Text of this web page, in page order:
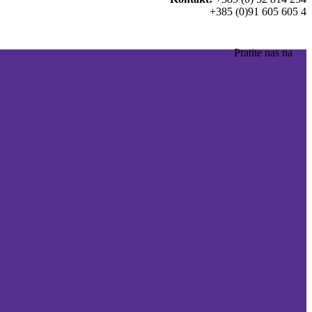
+385 (0)91 605 605 4
Pratite nas na